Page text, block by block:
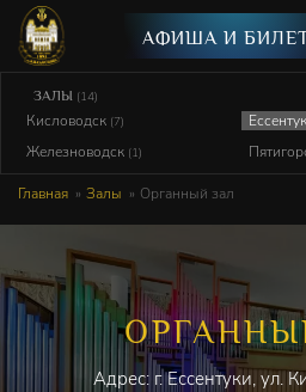
АФИША И
ЗАЛЫ (14)
Кисловодск (7)
Железноводск (1)
Главная Залы Органный зал
Адрес: г. Ессентуки, ул.